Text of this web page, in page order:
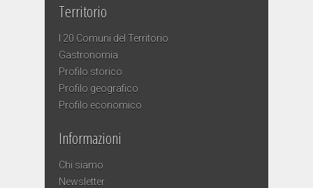
Territorio
I 20 Comuni del Territorio
Gastronomia
Profilo storico
Profilo geografico
Profilo economico
Informazioni
Chi siamo
Newsletter